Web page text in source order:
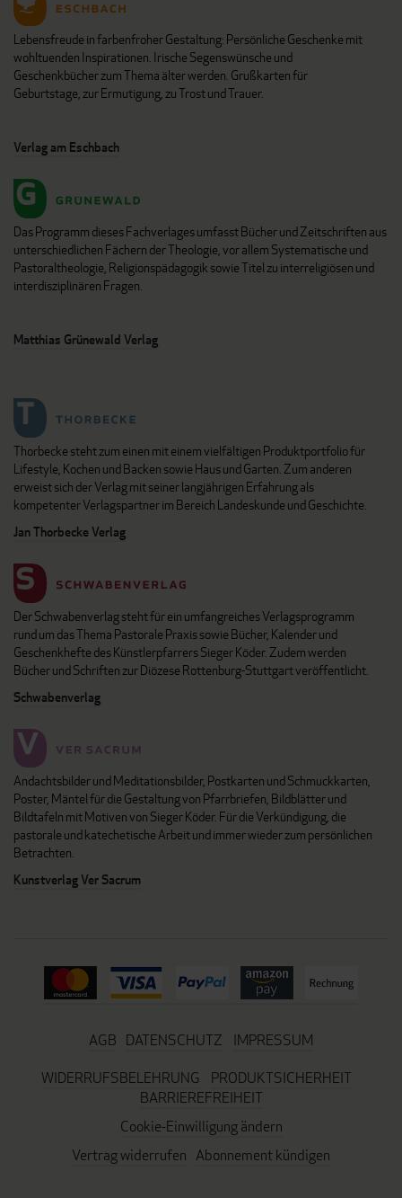
Lebensfreude in farbenfroher Gestaltung: Persönliche Geschenke mit
wohltuenden Inspirationen. Irische Segenswünsche und
Geschenkbücher zum Thema älter werden. Grußkarten für
Geburtstage, zur Ermutigung, zu Trost und Trauer.
Verlag am Eschbach
Das Programm dieses Fachverlages umfasst Bücher und Zeitschriften aus
unterschiedlichen Fächern der Theologie, vor allem Systematische und
Pastoraltheologie, Religionspädagogik sowie Titel zu interreligiösen und
interdisziplinären Fragen.
Matthias Grünewald Verlag
Thorbecke steht zum einen mit einem vielfältigen Produktportfolio für
Lifestyle, Kochen und Backen sowie Haus und Garten. Zum anderen
erweist sich der Verlag mit seiner langjährigen Erfahrung als
kompetenter Verlagspartner im Bereich Landeskunde und Geschichte.
Jan Thorbecke Verlag
Der Schwabenverlag steht für ein umfangreiches Verlagsprogramm
rund um das Thema Pastorale Praxis sowie Bücher, Kalender und
Geschenkhefte des Künstlerpfarrers Sieger Köder. Zudem werden
Bücher und Schriften zur Diözese Rottenburg-Stuttgart veröffentlicht.
Schwabenverlag
Andachtsbilder und Meditationsbilder, Postkarten und Schmuckkarten,
Poster, Mäntel für die Gestaltung von Pfarrbriefen, Bildblätter und
Bildtafeln mit Motiven von Sieger Köder. Für die Verkündigung, die
pastorale und katechetische Arbeit und immer wieder zum persönlichen
Betrachten.
Kunstverlag Ver Sacrum
AGB DATENSCHUTZ
IMPRESSUM
WIDERRUFSBELEHRUNG
PRODUKTSICHERHEIT
BARRIEREFREIHEIT
Cookie-Einwilligung ändern
Vertrag widerrufen Abonnement kündigen